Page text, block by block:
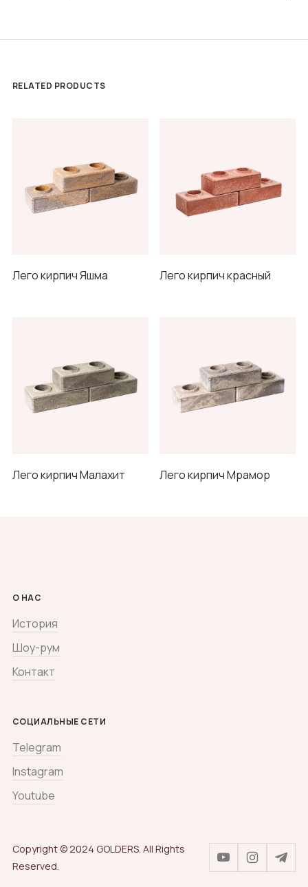
RELATED PRODUCTS
Лего кирпич Яшма Лего кирпич красный
Лего кирпич Малахит Лего кирпич Мрамор
О НАС
История
Шоу-рум
Контакт
СОЦИАЛЬНЫЕ СЕТИ
Telegram
Instagram
Youtube
Copyright © 2024 GOLDERS. All Rights
Reserved.